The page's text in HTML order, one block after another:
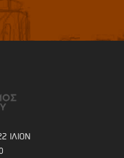
ΙΛΙΟΝ